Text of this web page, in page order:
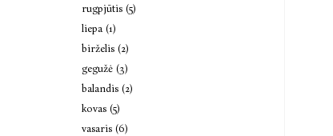
rugpjūtis (5)
liepa (1)
birželis (2)
gegužė (3)
balandis (2)
kovas (5)
vasaris (6)